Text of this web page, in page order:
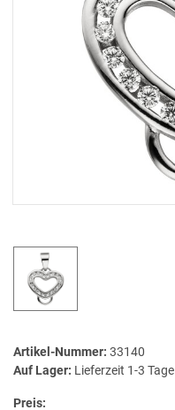
Artikel-Nummer: 33140
Auf Lager: Lieferzeit 1-3 Tage
Preis: